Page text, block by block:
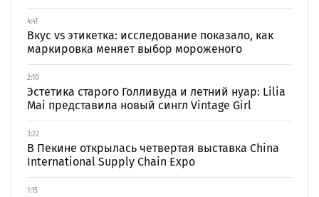
4:41
Вкус vs этикетка: исследование показало, как
маркировка меняет выбор мороженого
2:10
Эстетика старого Голливуда и летний нуар: Lilia
Mai представила новый сингл Vintage Girl
3:22
В Пекине открылась четвертая выставка China
International Supply Chain Expo
1:15